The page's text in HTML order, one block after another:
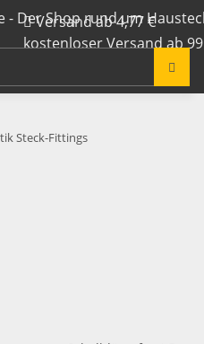
Versand ab 4,77 €
kostenloser Versand ab
Steck-Fittings